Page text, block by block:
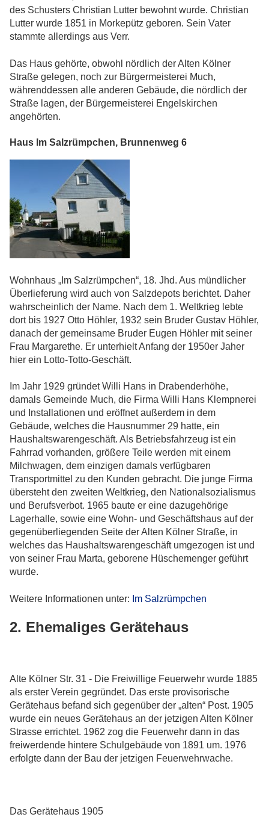
des Schusters Christian Lutter bewohnt wurde. Christian
Lutter wurde 1851 in Morkepütz geboren. Sein Vater
stammte allerdings aus Verr.
Das Haus gehörte, obwohl nördlich der Alten Kölner
Straße gelegen, noch zur Bürgermeisterei Much,
währenddessen alle anderen Gebäude, die nördlich der
Straße lagen, der Bürgermeisterei Engelskirchen
angehörten.
Haus Im Salzrümpchen, Brunnenweg 6
Wohnhaus „Im Salzrümpchen“, 18. Jhd. Aus mündlicher
Überlieferung wird auch von Salzdepots berichtet. Daher
wahrscheinlich der Name. Nach dem 1. Weltkrieg lebte
dort bis 1927 Otto Höhler, 1932 sein Bruder Gustav Höhler,
danach der gemeinsame Bruder Eugen Höhler mit seiner
Frau Margarethe. Er unterhielt Anfang der 1950er Jaher
hier ein Lotto-Totto-Geschäft.
Im Jahr 1929 gründet Willi Hans in Drabenderhöhe,
damals Gemeinde Much, die Firma Willi Hans Klempnerei
und Installationen und eröffnet außerdem in dem
Gebäude, welches die Hausnummer 29 hatte, ein
Haushaltswarengeschäft. Als Betriebsfahrzeug ist ein
Fahrrad vorhanden, größere Teile werden mit einem
Milchwagen, dem einzigen damals verfügbaren
Transportmittel zu den Kunden gebracht. Die junge Firma
übersteht den zweiten Weltkrieg, den Nationalsozialismus
und Berufsverbot. 1965 baute er eine dazugehörige
Lagerhalle, sowie eine Wohn- und Geschäftshaus auf der
gegenüberliegenden Seite der Alten Kölner Straße, in
welches das Haushaltswarengeschäft umgezogen ist und
von seiner Frau Marta, geborene Hüschemenger geführt
wurde.
Weitere Informationen unter: Im Salzrümpchen
2. Ehemaliges Gerätehaus
Alte Kölner Str. 31 - Die Freiwillige Feuerwehr wurde 1885
als erster Verein gegründet. Das erste provisorische
Gerätehaus befand sich gegenüber der „alten“ Post. 1905
wurde ein neues Gerätehaus an der jetzigen Alten Kölner
Strasse errichtet. 1962 zog die Feuerwehr dann in das
freiwerdende hintere Schulgebäude von 1891 um. 1976
erfolgte dann der Bau der jetzigen Feuerwehrwache.
Das Gerätehaus 1905